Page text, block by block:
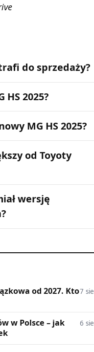
do sprzedaży?
HS 2025?
MG HS 2025?
od Toyoty
wersję
od 2027. Kto7 sie
w Polsce – jak
6 sie